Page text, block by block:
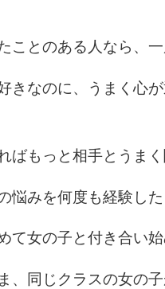
ことのある人なら、
きなのに、うまく心
ばもっと相手とうま
悩みを何度も経験し
て女の子と付き合い
、同じクラスの女の